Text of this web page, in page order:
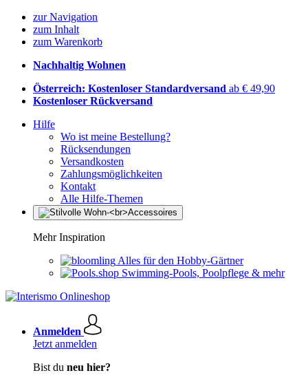
zur Navigation
zum Inhalt
zum Warenkorb
Nachhaltig Wohnen
Österreich: Kostenloser Standardversand ab € 49,90
Kostenloser Rückversand
Hilfe
Wo ist meine Bestellung?
Rücksendungen
Versandkosten
Zahlungsmöglichkeiten
Kontakt
Alle Hilfe-Themen
Mehr Inspiration
Alles für den Hobby-Gärtner
Swimming-Pools, Poolpflege & mehr
Anmelden
Jetzt anmelden
Bist du neu hier?